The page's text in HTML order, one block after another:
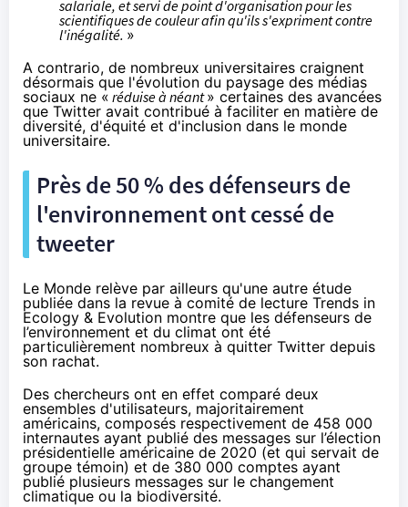
salariale, et servi de point d'organisation pour les
scientifiques de couleur afin qu'ils s'expriment contre
l'inégalité. »
A contrario, de nombreux universitaires craignent
désormais que l'évolution du paysage des médias
sociaux ne « réduise à néant» certaines des avancées
que Twitter avait contribué à faciliter en matière de
diversité, d'équité et d'inclusion dans le monde
universitaire.
Près de 50 % des défenseurs de
l'environnement ont cessé de
tweeter
Le Monde relève par ailleurs qu'une autre étude
publiée dans la revue à comité de lecture Trends in
Ecology & Evolution montre que les défenseurs de
l’environnement et du climat ont été
particulièrement nombreux à quitter Twitter depuis
son rachat.
Des chercheurs ont en effet comparé deux
ensembles d'utilisateurs, majoritairement
américains, composés respectivement de 458 000
internautes ayant publié des messages sur l’élection
présidentielle américaine de 2020 (et qui servait de
groupe témoin) et de 380 000 comptes ayant
publié plusieurs messages sur le changement
climatique ou la biodiversité.